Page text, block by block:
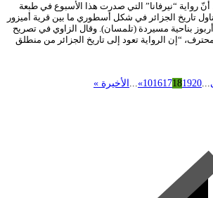
رواية “نيرفانا” التي صدرت هذا الأسبوع في طبعة
تاريخ الجزائر في شكل أسطوري ما بين قرية أميزور
أربوز بناحية مسيردة (تلمسان). وقال الزاوي في تصريح
“إن الرواية تعود إلى تاريخ الجزائر من منطلق
...
101617181920
»
... الأخيرة »